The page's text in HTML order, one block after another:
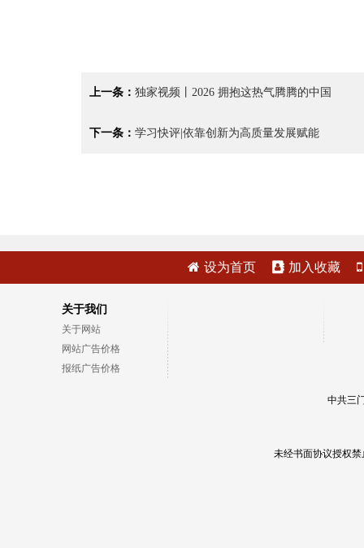
上一条： 独家视频丨2026 拥抱这热气腾腾的中国
下一条： 学习快评|依靠创新为高质量发展赋能
设为首页 加入收藏
关于我们
关于网站
网站广告价格
报纸广告价格
中共三
未经书面协议授权